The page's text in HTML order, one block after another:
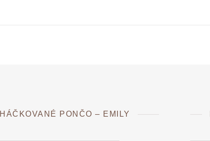
HÁČKOVANÉ PONČO – EMILY